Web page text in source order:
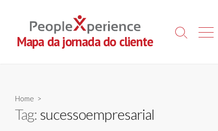
content
Mapa da jornada do cliente
Search
Home >
Tag: sucessoempresarial